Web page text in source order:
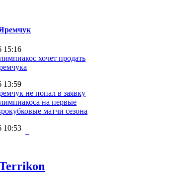
15:16
хочет продать
13:59
не попал в заявку
на первые
матчи сезона
10:53
да Гама поможет
14:00